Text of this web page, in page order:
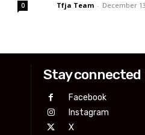
0 Tfja Team - December
Stay connected
Facebook
Instagram
X